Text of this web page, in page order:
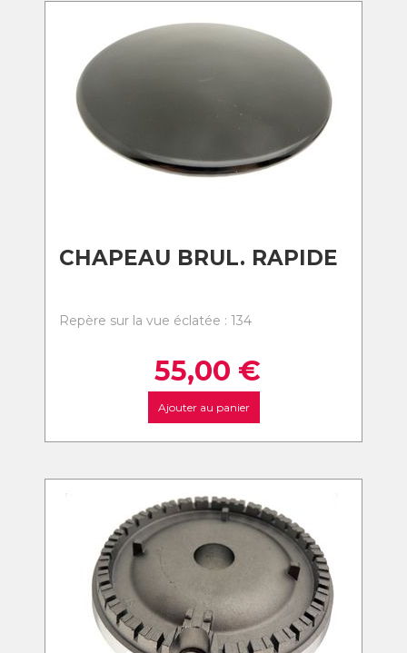
CHAPEAU BRUL. RAPIDE
Repère sur la vue éclatée : 134
55,00 €
Ajouter au panier